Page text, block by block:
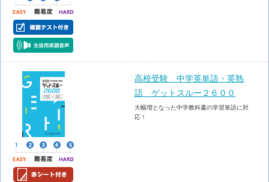
高校受験 中学英単語・英熟
語 ゲットスルー２６００
大幅増となった中学教科書の学習単語に対
応！